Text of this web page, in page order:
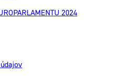
2024